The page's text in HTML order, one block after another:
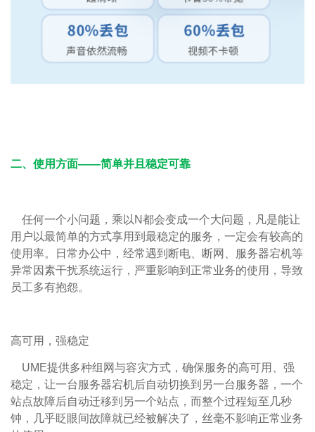
二、使用方面——简单并且稳定可靠
任何一个小问题，乘以N都会变成一个大问题，凡是能让
用户以最简单的方式享用到最稳定的服务，一定会有较高的
使用率。日常办公中，经常遇到断电、断网、服务器宕机等
异常因素干扰系统运行，严重影响到正常业务的使用，导致
员工多有抱怨。
高可用，强稳定
UME提供多种组网与容灾方式，确保服务的高可用、强
稳定，让一台服务器宕机后自动切换到另一台服务器，一个
站点故障后自动迁移到另一个站点，而整个过程短至几秒
钟，几乎眨眼间故障就已经被解决了，丝毫不影响正常业务